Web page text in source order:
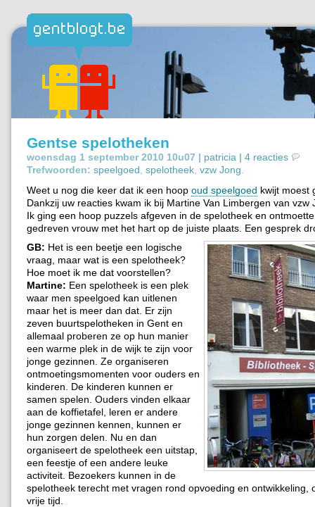
Gentse spelotheken
woensdag 1 september 2010 10u07 | patricia | 4 reacties
Trefwoorden: speelgoed spelotheek vzw Jong
Weet u nog die keer dat ik een hoop oud speelgoed kwijt moest
Dankzij uw reacties kwam ik bij Martine Van Limbergen van vzw
Ik ging een hoop puzzels afgeven in de spelotheek en
gedreven vrouw met het hart op de juiste plaats. Een gesprek
GB: Het is een beetje een logische
vraag, maar wat is een spelotheek?
Hoe moet ik me dat voorstellen?
Martine: Een spelotheek is een plek
waar men speelgoed kan uitlenen
maar het is meer dan dat. Er zijn
zeven buurtspelotheken in Gent en
allemaal proberen ze op hun manier
een warme plek in de wijk te zijn voor
jonge gezinnen. Ze organiseren
ontmoetingsmomenten voor ouders en
kinderen. De kinderen kunnen er
samen spelen. Ouders vinden elkaar
aan de koffietafel, leren er andere
jonge gezinnen kennen, kunnen er
hun zorgen delen. Nu en dan
organiseert de spelotheek een uitstap,
een feestje of een andere leuke
activiteit. Bezoekers kunnen in de
spelotheek terecht met vragen rond opvoeding en ontwikkeling,
vrije tijd.